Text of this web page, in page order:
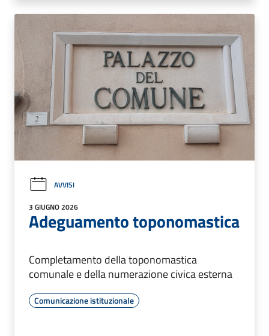
AVVISI
3 GIUGNO 2026
Adeguamento toponomastica
Completamento della toponomastica
comunale e della numerazione civica esterna
Comunicazione istituzionale